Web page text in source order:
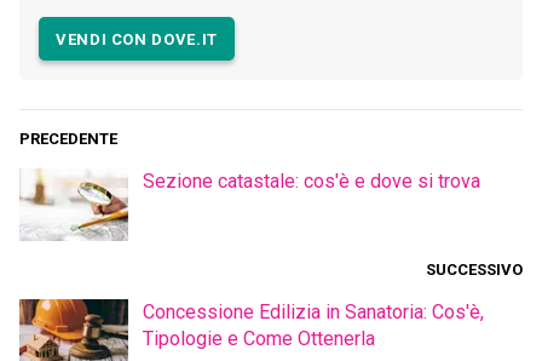
VENDI CON DOVE.IT
PRECEDENTE
Sezione catastale: cos'è e dove si trova
SUCCESSIVO
Concessione Edilizia in Sanatoria: Cos'è,
Tipologie e Come Ottenerla